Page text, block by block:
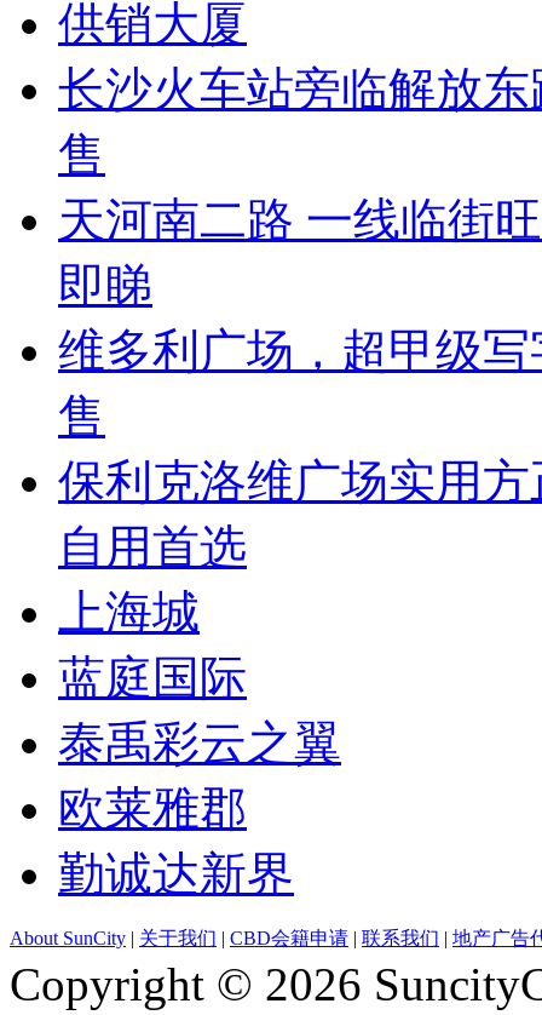
供销大厦
长沙火车站旁临解放
售
天河南二路 一线临街
即睇
维多利广场，超甲级
售
保利克洛维广场实用
自用首选
上海城
蓝庭国际
泰禹彩云之翼
欧莱雅郡
勤诚达新界
About SunCity | 关于我们 | CBD会籍申请 | 联系我们 | 地产广告
Copyright © 2026